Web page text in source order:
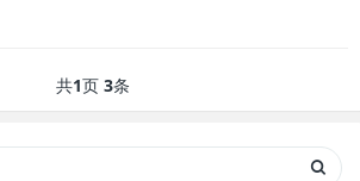
共1页 3条